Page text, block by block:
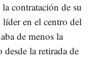
contratación de su
en el centro del
de menos la
desde la retirada de